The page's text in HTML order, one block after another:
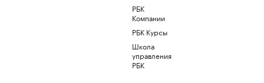
РБК
Компании
РБК Курсы
Школа
управления
РБК